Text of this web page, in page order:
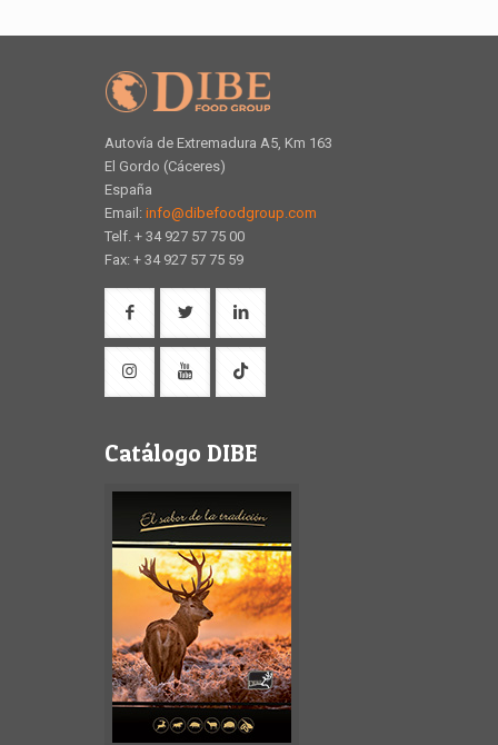
Autovía de Extremadura A5, Km 163
El Gordo (Cáceres)
España
Email: info@dibefoodgroup.com
Telf. + 34 927 57 75 00
Fax: + 34 927 57 75 59
Catálogo DIBE